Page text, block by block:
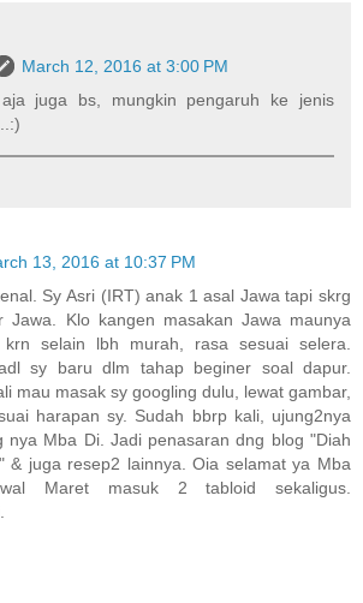
March 12, 2016 at 3:00 PM
juga bs, mungkin pengaruh ke jenis
13, 2016 at 10:37 PM
Sy Asri (IRT) anak 1 asal Jawa tapi skrg
Jawa. Klo kangen masakan Jawa maunya
krn selain lbh murah, rasa sesuai selera.
sy baru dlm tahap beginer soal dapur.
mau masak sy googling dulu, lewat gambar,
harapan sy. Sudah bbrp kali, ujung2nya
nya Mba Di. Jadi penasaran dng blog "Diah
& juga resep2 lainnya. Oia selamat ya Mba
Maret masuk 2 tabloid sekaligus.